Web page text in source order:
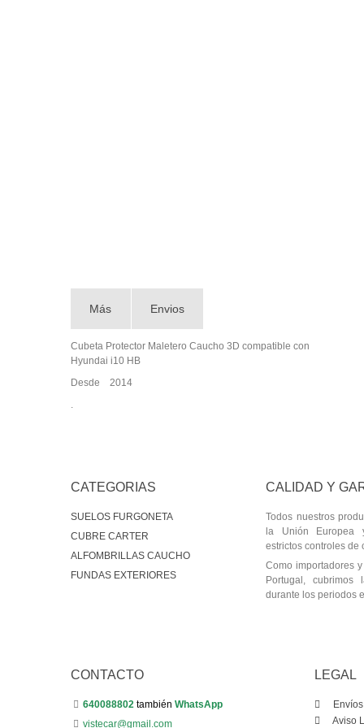
Más Envios
Cubeta Protector Maletero Caucho 3D compatible con
Hyundai i10 HB
Desde 2014
.
CATEGORIAS
SUELOS FURGONETA
CUBRE CARTER
ALFOMBRILLAS CAUCHO
FUNDAS EXTERIORES
CALIDAD Y
Todos nuestros
la Unión
estrictos controles de
Como importadores
Portugal, cubrimos
durante los periodos
CONTACTO
640088802 también WhatsApp
vistecar@gmail.com
LEGAL
Aviso